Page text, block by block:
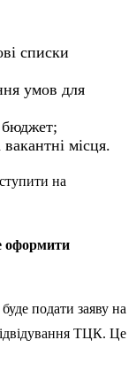
списки
умов для
місця.
на
оформити
подати заяву на
ТЦК. Це